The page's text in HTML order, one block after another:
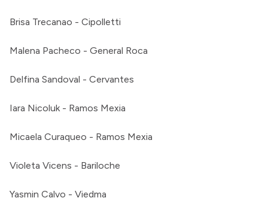
Brisa Trecanao - Cipolletti
Malena Pacheco - General Roca
Delfina Sandoval - Cervantes
Iara Nicoluk - Ramos Mexia
Micaela Curaqueo - Ramos Mexia
Violeta Vicens - Bariloche
Yasmin Calvo - Viedma